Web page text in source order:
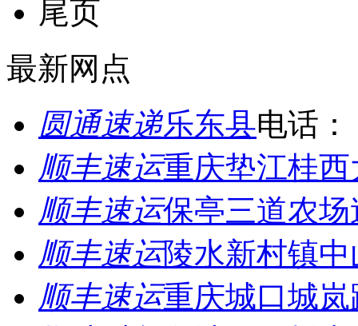
尾页
最新网点
圆通速递乐东县电话：
顺丰速运重庆垫江桂
顺丰速运保亭三道农
顺丰速运陵水新村镇
顺丰速运重庆城口城